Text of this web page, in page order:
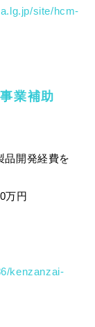
site/hcm-
業補助
品開発経費を
万円
kenzanzai-